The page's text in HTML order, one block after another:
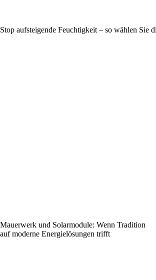
Stop aufsteigende Feuchtigkeit – so wählen Sie
Mauerwerk und Solarmodule: Wenn Tradition
auf moderne Energielösungen trifft